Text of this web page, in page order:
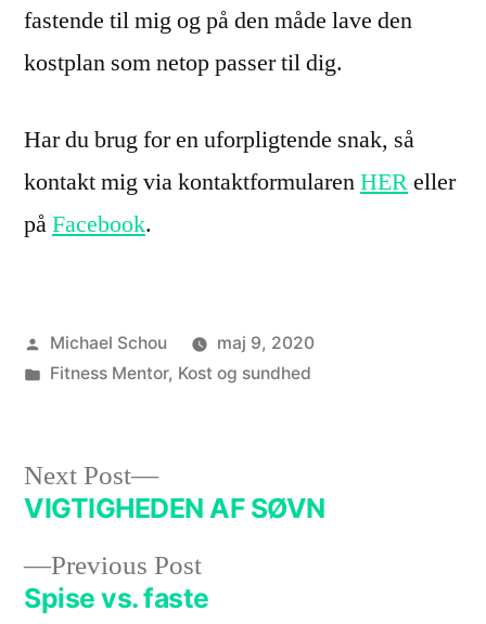
fastende til mig og på den måde lave den
kostplan som netop passer til dig.
Har du brug for en uforpligtende snak, så
kontakt mig via kontaktformularenHEReller
påFacebook.
Michael Schou
maj 9, 2020
Fitness Mentor, Kost og sundhed
Previous Post
Spise vs. faste
Next Post
VIGTIGHEDEN AF SØVN